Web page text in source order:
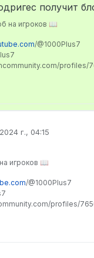
получит
на игроков 📖
/@1000Plus7
profiles/
г., 04:15
игроков 📖
/@1000Plus7
profiles/